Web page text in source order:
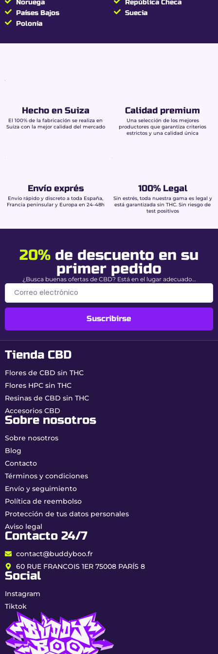
entre energía y soltura.
Reducción del estrés:
Máxima seguridad:
garantizado
Cada lote de Beldia Buddy Boo se analiza en un
laboratorio independiente que certifica:
Conformidad total con la legislación francesa
Conviene saberlo:La ausencia total de THC
reduce mucho el riesgo de un resultado
Extracción avanzada y
calidad premium
Buddy Boo
La resina Beldia se beneficia de un proceso de
fabricación riguroso que garantiza pureza,
potencia y autenticidad:
Extracción CO₂ supercrítico:recuperación
limpia de cannabinoides y terpenos.
Purificación por cromatografía:
total del THC.
20 % de CBD y 15 % de HPC.
Formulación con fibras de cáñamo:
esponjosa, flexible y maleable.
Añadido de terpenos naturales:
Análisis de laboratorio independiente (COA):
Características de la
resina Beldia CBD y
HPC
Tipo
CBD 20 %
HPC 15 %
totales
THC 0.00 % garantizado
Perfil
Dominancia Sativa (80 % Sativa
/ 20 % Indica)
Noruega
Países Bajos
Polonia
República Checa
Suecia
Hecho en Suiza
El 100% de la fabricación se realiza en
Suiza con la mejor calidad del mercado
Calidad premium
Una selección de los mejores
productores que garantiza criterios
estrictos y una calidad única
Envío exprés
Envío rápido y discreto a toda España,
Francia peninsular y Europa en 24-48h
100% Legal
Sin estrés, toda nuestra gama es legal y
está garantizada sin THC. Sin riesgo de
test positivos
20% de descuento en su
primer pedido
¿Busca buenas ofertas de CBD? Está en el lugar adecuado…
Suscribirse
Tienda CBD
Flores de CBD sin THC
Flores HPC sin THC
Resinas de CBD sin THC
Accesorios CBD
Contacto 24/7
contact@buddyboo.fr
60 RUE FRANCOIS 1ER 75008 PARÍS 8
Sobre nosotros
Sobre nosotros
Blog
Contacto
Términos y condiciones
Envío y seguimiento
Política de reembolso
Protección de tus datos personales
Aviso legal
Social
Instagram
Tiktok